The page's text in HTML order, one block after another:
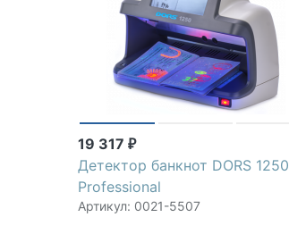
19 317 ₽
Детектор банкнот DORS 1250
Professional
Артикул: 0021-5507